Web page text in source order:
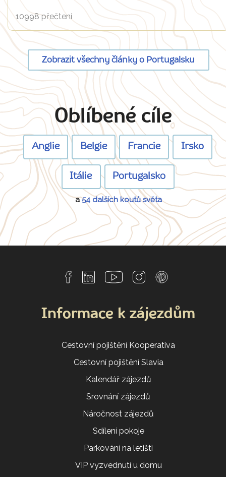
10998 přečtení
Zobrazit všechny články o Portugalsku
Oblíbené cíle
Anglie Belgie Francie Irsko
Itálie Portugalsko
a54 dalších koutů světa
Informace k zájezdům
Cestovní pojištění Kooperativa
Cestovní pojištění Slavia
Kalendář zájezdů
Srovnání zájezdů
Náročnost zájezdů
Sdílení pokoje
Parkování na letišti
VIP vyzvednutí u domu